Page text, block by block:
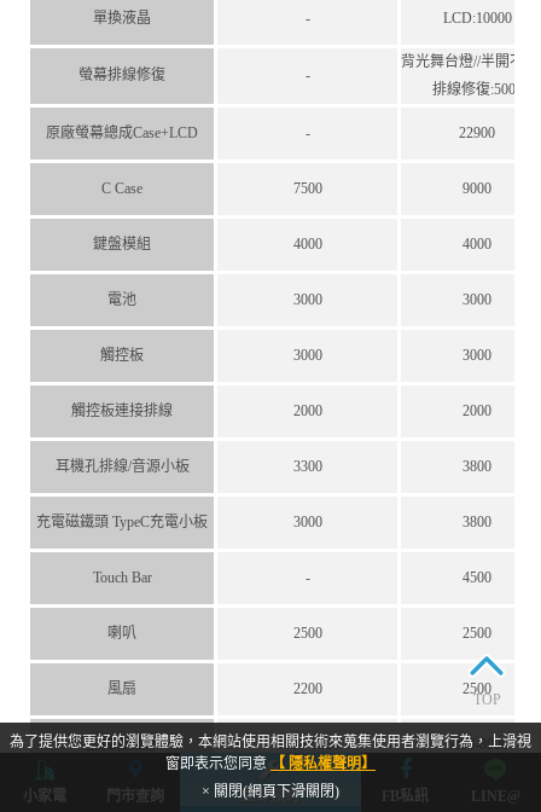
單換液晶 - LCD:10000
螢幕排線修復 -
背光舞台燈//半開不
排線修復:5000
原廠螢幕總成Case+LCD - 22900
C Case 7500 9000
鍵盤模組 4000 4000
電池 3000 3000
觸控板 3000 3000
觸控板連接排線 2000 2000
耳機孔排線/音源小板 3300 3800
充電磁鐵頭 TypeC充電小板 3000 3800
Touch Bar - 4500
喇叭 2500 2500
風扇 2200 2500
主機板維修 4500-6500 6000-8000
小家電 門市查詢 立即預約 FB私訊 LINE@
為了提供您更好的瀏覽體驗，本網站使用相關技術來蒐集使用者瀏覽行為，上滑視
窗即表示您同意 【 隱私權聲明】
× 關閉(網頁下滑關閉)
TOP